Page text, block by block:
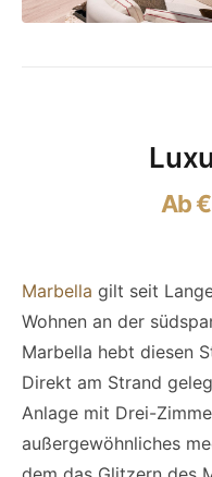
Ab
Marbella gilt seit
Wohnen an der
Marbella hebt diesen
Direkt am Strand
Anlage mit Drei-
außergewöhnliches